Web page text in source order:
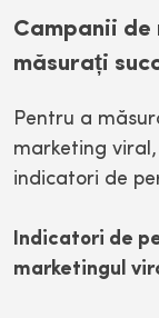
Campanii de
măsurați
Pentru a
marketing
indicatori de
Indicatori de
marketingul